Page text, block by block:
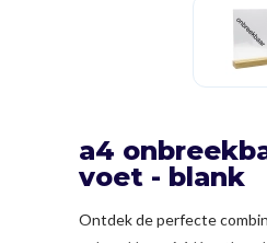
a4
voet - blank
Ontdek de perfecte